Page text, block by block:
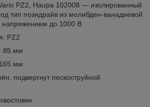
PZ2, Haupa 102008 — изолированный
тип позидрайв из молибден-ванадиевой
напряжением до 1000 В
PZ2
85 мм
мм
подвергнут пескоструйной